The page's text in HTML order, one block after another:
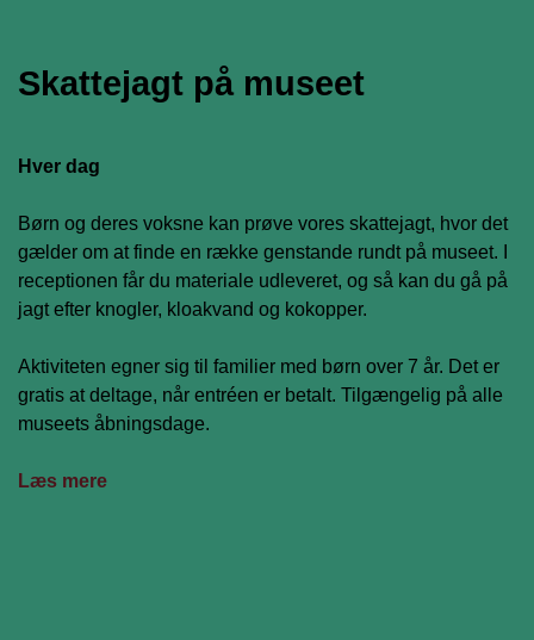
Skattejagt på museet
Hver dag
Børn og deres voksne kan prøve vores skattejagt, hvor det
gælder om at finde en række genstande rundt på museet. I
receptionen får du materiale udleveret, og så kan du gå på
jagt efter knogler, kloakvand og kokopper.
Aktiviteten egner sig til familier med børn over 7 år. Det er
gratis at deltage, når entréen er betalt. Tilgængelig på alle
museets åbningsdage.
Læs mere